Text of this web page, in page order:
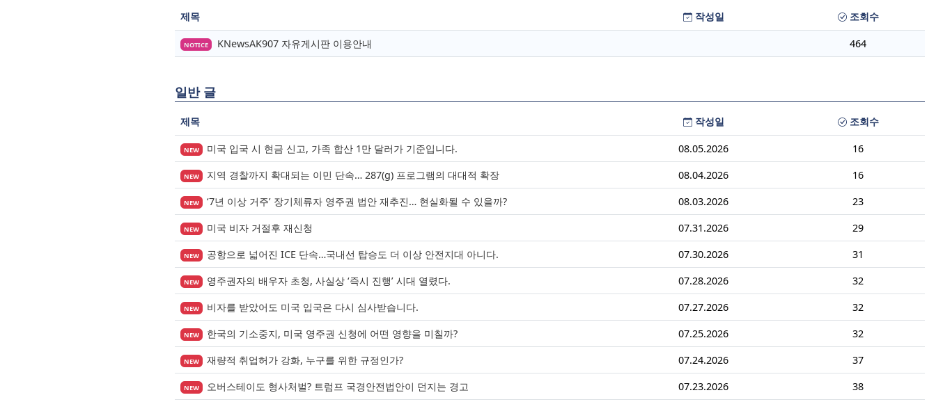
제목 작성일 조회수
NOTICE KNewsAK907 자유게시판 이용안내 464
일반 글
제목 작성일 조회수
NEW 미국 입국 시 현금 신고, 가족 합산 1만 달러가 기준입니다. 08.05.2026 16
NEW 지역 경찰까지 확대되는 이민 단속… 287(g) 프로그램의 대대적 확장 08.04.2026 16
NEW ‘7년 이상 거주’ 장기체류자 영주권 법안 재추진… 현실화될 수 있을까? 08.03.2026 23
NEW 미국 비자 거절후 재신청 07.31.2026 29
NEW 공항으로 넓어진 ICE 단속…국내선 탑승도 더 이상 안전지대 아니다. 07.30.2026 31
NEW 영주권자의 배우자 초청, 사실상 ‘즉시 진행’ 시대 열렸다. 07.28.2026 32
NEW 비자를 받았어도 미국 입국은 다시 심사받습니다. 07.27.2026 32
NEW 한국의 기소중지, 미국 영주권 신청에 어떤 영향을 미칠까? 07.25.2026 32
NEW 재량적 취업허가 강화, 누구를 위한 규정인가? 07.24.2026 37
NEW 오버스테이도 형사처벌? 트럼프 국경안전법안이 던지는 경고 07.23.2026 38